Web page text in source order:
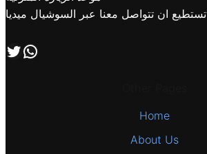
تستطيع ان تتواصل معنا عبر السوشيال ميديا
تابعنا علي صفحة التويتر اتصل بنا علي طريق الوتساب
Home
About Us